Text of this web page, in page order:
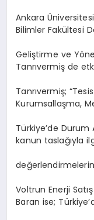
Ankara Üniversitesi
Bilimler Fakültesi
Geliştirme ve
Tanrıvermiş de
Tanrıvermiş;
Kurumsallaşma,
Türkiye’de Durum
kanun taslağıyla
Voltrun Enerji
Baran ise;